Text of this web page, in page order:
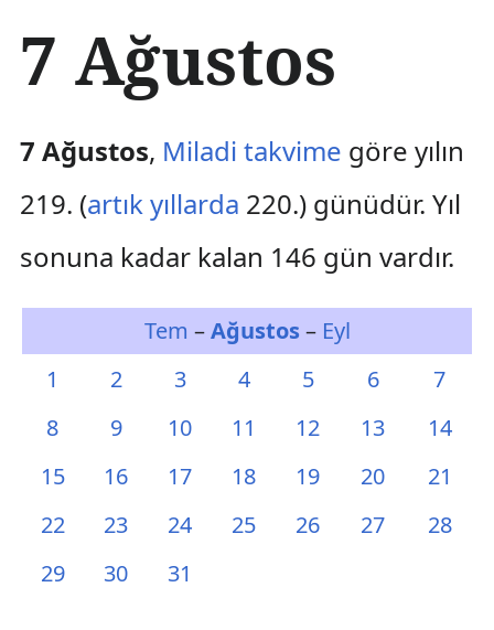
ç
e
e
t
a
7 Ağustos
7 Ağustos, Miladi takvime göre yılın
219. (artık yıllarda 220.) günüdür. Yıl
sonuna kadar kalan 146 gün vardır.
Tem –Ağustos– Eyl
1
2 3 4 5 6
7
8
9 10 11 12 13
14
15
16 17 18 19 20
21
22
23 24 25 26 27
28
29
30 31